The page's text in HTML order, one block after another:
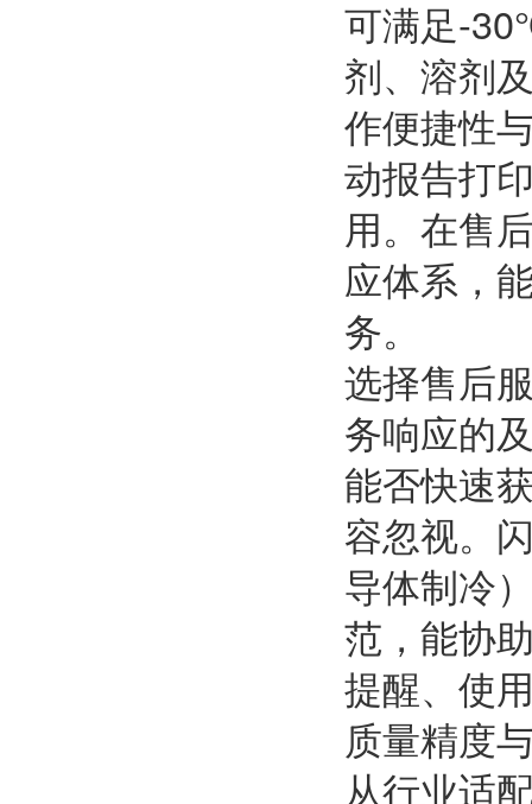
可满足-
剂、溶剂
作便捷性
动报告打
用。在售
应体系，
务。
选择售后
务响应的
能否快速
容忽视。
导体制冷
范，能协
提醒、使
质量精度
从行业适